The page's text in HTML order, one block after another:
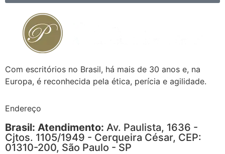
Com escritórios no Brasil, há mais de 30 anos e, na
Europa, é reconhecida pela ética, perícia e agilidade.
Endereço
Brasil: Atendimento: Av. Paulista, 1636 -
Cjtos. 1105/1949 - Cerqueira César, CEP:
01310-200, São Paulo - SP